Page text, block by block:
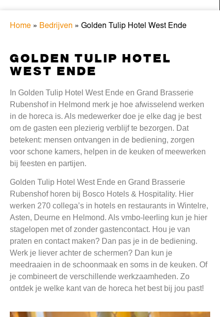
Home » Bedrijven » Golden Tulip Hotel West Ende
GOLDEN TULIP HOTEL
WEST ENDE
In Golden Tulip Hotel West Ende en Grand Brasserie
Rubenshof in Helmond merk je hoe afwisselend werken
in de horeca is. Als medewerker doe je elke dag je best
om de gasten een plezierig verblijf te bezorgen. Dat
betekent: mensen ontvangen in de bediening, zorgen
voor schone kamers, helpen in de keuken of meewerken
bij feesten en partijen.
Golden Tulip Hotel West Ende en Grand Brasserie
Rubenshof horen bij Bosco Hotels & Hospitality. Hier
werken 270 collega’s in hotels en restaurants in Wintelre,
Asten, Deurne en Helmond. Als vmbo-leerling kun je hier
stagelopen met of zonder gastencontact. Hou je van
praten en contact maken? Dan pas je in de bediening.
Werk je liever achter de schermen? Dan kun je
meedraaien in de schoonmaak en soms in de keuken. Of
je combineert de verschillende werkzaamheden. Zo
ontdek je welke kant van de horeca het best bij jou past!